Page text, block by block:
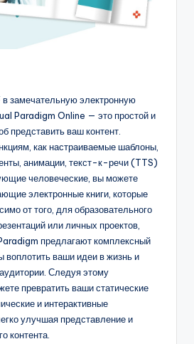
в замечательную электронную
Paradigm Online — это простой и
представить ваш контент.
как настраиваемые шаблоны,
анимации, текст-к-речи (TTS)
человеческие, вы можете
электронные книги, которые
от того, для образовательного
или личных проектов,
предлагают комплексный
воплотить ваши идеи в жизнь и
Следуя этому
превратить ваши статические
и интерактивные
улучшая представление и
контента.